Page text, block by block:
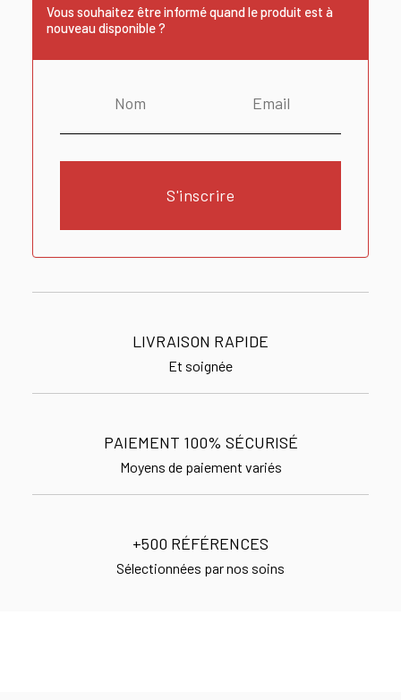
Vous souhaitez être informé quand le produit est à
nouveau disponible ?
S'inscrire
LIVRAISON RAPIDE
Et soignée
PAIEMENT 100% SÉCURISÉ
Moyens de paiement variés
+500 RÉFÉRENCES
Sélectionnées par nos soins